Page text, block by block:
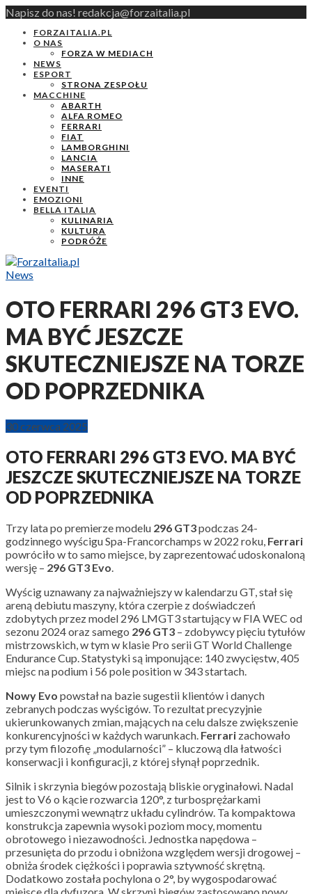
Napisz do nas! redakcja@forzaitalia.pl
FORZAITALIA.PL
O NAS
FORZA W MEDIACH
NEWS
ESPORT
STRONA ZESPOŁU
MACCHINE
ABARTH
ALFA ROMEO
FERRARI
FIAT
LAMBORGHINI
LANCIA
MASERATI
INNE
EVENTI
EMOZIONI
BELLA ITALIA
KULINARIA
KULTURA
PODRÓŻE
News
OTO FERRARI 296 GT3 EVO.
MA BYĆ JESZCZE
SKUTECZNIEJSZE NA TORZE
OD POPRZEDNIKA
30 czerwca 2025
OTO FERRARI 296 GT3 EVO. MA BYĆ
JESZCZE SKUTECZNIEJSZE NA TORZE
OD POPRZEDNIKA
Trzy lata po premierze modelu 296 GT3podczas 24-
godzinnego wyścigu Spa-Francorchamps w 2022 roku, Ferrari
powróciło w to samo miejsce, by zaprezentować udoskonaloną
wersję – 296 GT3 Evo
Wyścig uznawany za najważniejszy w kalendarzu GT, stał się
areną debiutu maszyny, która czerpie z doświadczeń
zdobytych przez model 296 LMGT3 startujący w FIA WEC od
sezonu 2024 oraz samego 296 GT3 – zdobywcy pięciu tytułów
mistrzowskich, w tym w klasie Pro serii GT World Challenge
Endurance Cup. Statystyki są imponujące: 140 zwycięstw, 405
miejsc na podium i 56 pole position w 343 startach.
Nowy Evo powstał na bazie sugestii klientów i danych
zebranych podczas wyścigów. To rezultat precyzyjnie
ukierunkowanych zmian, mających na celu dalsze zwiększenie
konkurencyjności w każdych warunkach. Ferrari zachowało
przy tym filozofię „modularności” – kluczową dla łatwości
konserwacji i konfiguracji, z której słynął poprzednik.
Silnik i skrzynia biegówpozostają bliskie oryginałowi. Nadal
jest to V6 o kącie rozwarcia 120°, z turbosprężarkami
umieszczonymi wewnątrz układu cylindrów. Ta kompaktowa
konstrukcja zapewnia wysoki poziom mocy, momentu
obrotowego i niezawodności. Jednostka napędowa –
przesunięta do przodu i obniżona względem wersji drogowej –
obniża środek ciężkości i poprawia sztywność skrętną.
Dodatkowo została pochylona o 2°, by wygospodarować
miejsce dla dyfuzora. W skrzyni biegów zastosowano nowy